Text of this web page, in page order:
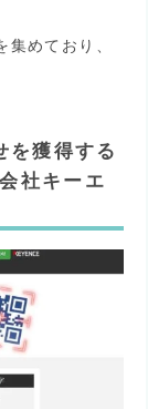
めており、
を獲得する
社キーエ